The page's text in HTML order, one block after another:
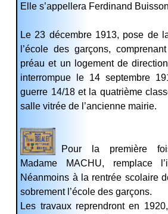
Elle s’appellera Ferdinand
Le 23 décembre 1913, pose de
l’école des garçons,
préau et un logement de
interrompue le 14 septembre
guerre 14/18 et la quatrième
salle vitrée de l’ancienne mairie.
Pour la première
Madame MACHU, remplace
Néanmoins à la rentrée scolaire
sobrement l’école des garçons.
Les travaux reprendront en